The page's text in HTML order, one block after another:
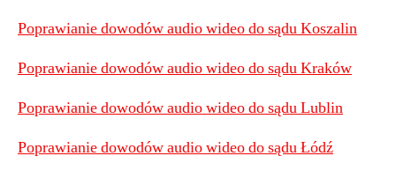
Poprawianie dowodów audio wideo do sądu Koszalin
Poprawianie dowodów audio wideo do sądu Kraków
Poprawianie dowodów audio wideo do sądu Lublin
Poprawianie dowodów audio wideo do sądu Łódź